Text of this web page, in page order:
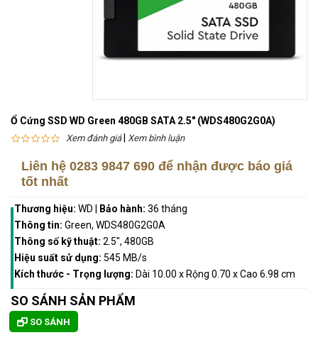
Ổ Cứng SSD WD Green 480GB SATA 2.5" (WDS480G2G0A)
Xem đánh giá| Xem bình luận
Liên hệ 0283 9847 690 để nhận được báo giá
tốt nhất
Thương hiệu: WD Bảo hành: 36 tháng
Thông tin: Green, WDS480G2G0A
Thông số kỹ thuật: 2.5", 480GB
Hiệu suất sử dụng: 545 MB/s
Kích thước - Trọng lượng: Dài 10.00 x Rộng 0.70 x Cao 6.98 cm
SO SÁNH SẢN PHẨM
SO SÁNH